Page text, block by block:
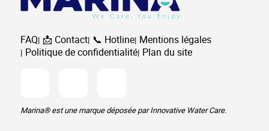
FAQ 📩 Contact 📞 Hotline Mentions légales
Politique de confidentialité Plan du site
Marina® est une marque déposée par Innovative Water Care.